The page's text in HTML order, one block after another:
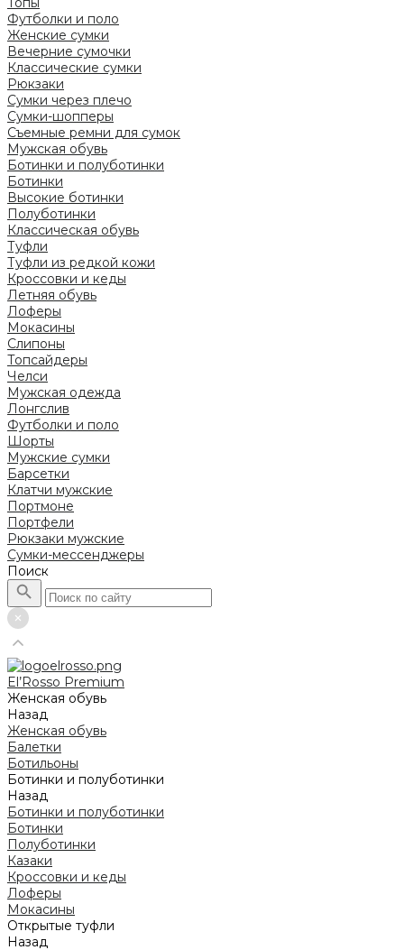
Футболки и поло
Женские сумки
Вечерние сумочки
Классические сумки
Рюкзаки
Сумки через плечо
Сумки-шопперы
Съемные ремни для сумок
Мужская обувь
Ботинки и полуботинки
Ботинки
Высокие ботинки
Полуботинки
Классическая обувь
Туфли
Туфли из редкой кожи
Кроссовки и кеды
Летняя обувь
Лоферы
Мокасины
Слипоны
Топсайдеры
Челси
Мужская одежда
Лонгслив
Футболки и поло
Шорты
Мужские сумки
Барсетки
Клатчи мужские
Портмоне
Портфели
Рюкзаки мужские
Сумки-мессенджеры
Поиск
El’Rosso Premium
Женская обувь
Назад
Женская обувь
Балетки
Ботильоны
Ботинки и полуботинки
Назад
Ботинки и полуботинки
Ботинки
Полуботинки
Казаки
Кроссовки и кеды
Лоферы
Мокасины
Открытые туфли
Назад